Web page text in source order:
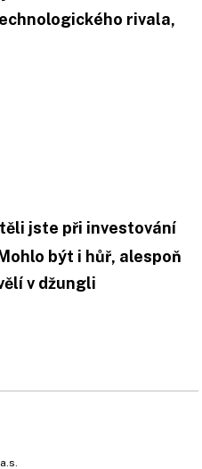
rivala,
jste při investování
být i hůř, alespoň
v džungli